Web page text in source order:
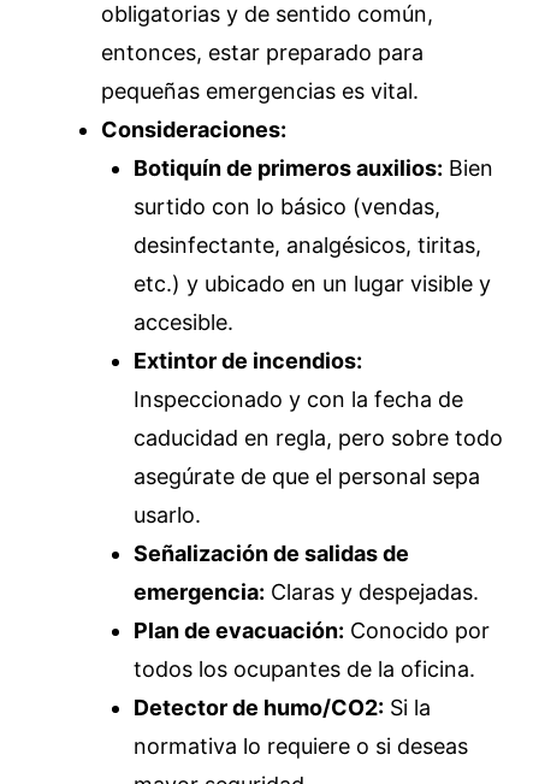
obligatorias y de sentido común,
entonces, estar preparado para
pequeñas emergencias es vital.
Consideraciones:
Botiquín de primeros auxilios: Bien
surtido con lo básico (vendas,
desinfectante, analgésicos, tiritas,
etc.) y ubicado en un lugar visible y
accesible.
Extintor de incendios:
Inspeccionado y con la fecha de
caducidad en regla, pero sobre todo
asegúrate de que el personal sepa
usarlo.
Señalización de salidas de
emergencia: Claras y despejadas.
Plan de evacuación: Conocido por
todos los ocupantes de la oficina.
Detector de humo/CO2: Si la
normativa lo requiere o si deseas